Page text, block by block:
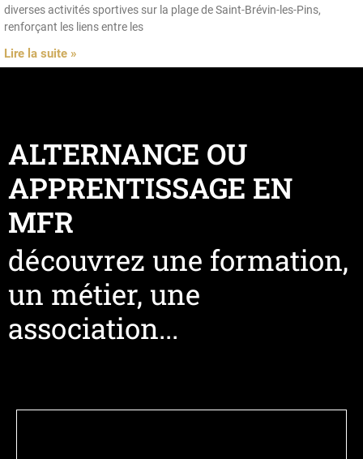
diverses activités sportives sur la plage de Saint-Brévin-les-Pins,
renforçant les liens entre les
Lire la suite »
ALTERNANCE OU
APPRENTISSAGE EN
MFR
découvrez une formation,
un métier, une
association...